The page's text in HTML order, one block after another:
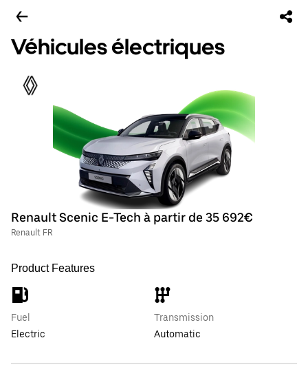
Véhicules électriques
Renault Scenic E-Tech à partir de 35 692€
Renault FR
Product Features
Fuel
Electric
Transmission
Automatic